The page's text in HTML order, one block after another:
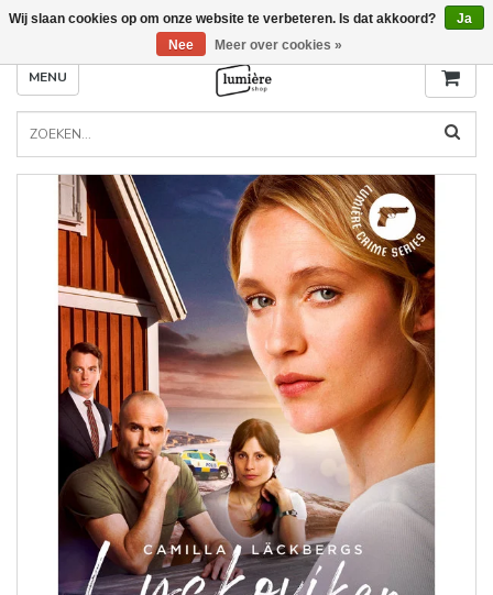
MENU
Wij slaan cookies op om onze website te verbeteren. Is dat akkoord?
Ja
Nee
Meer over cookies »